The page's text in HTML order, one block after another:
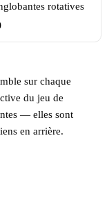
rotatives
sur chaque
du jeu de
— elles sont
en arrière.